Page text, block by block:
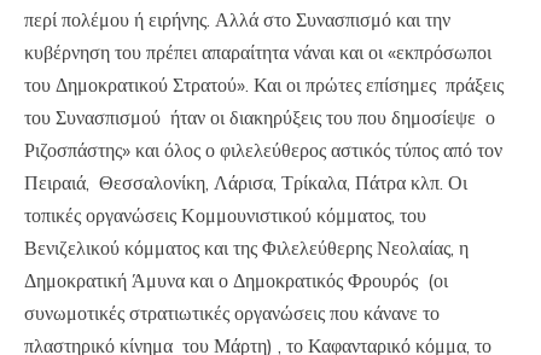
περί πολέμου ή ειρήνης. Αλλά στο Συνασπισμό και την
κυβέρνηση του πρέπει απαραίτητα νάναι και οι «εκπρόσωποι
του Δημοκρατικού Στρατού». Και οι πρώτες επίσημες πράξεις
του Συνασπισμού ήταν οι διακηρύξεις του που δημοσίεψε ο
Ριζοσπάστης» και όλος ο φιλελεύθερος αστικός τύπος από τον
Πειραιά, Θεσσαλονίκη, Λάρισα, Τρίκαλα, Πάτρα κλπ. Οι
τοπικές οργανώσεις Κομμουνιστικού κόμματος, του
Βενιζελικού κόμματος και της Φιλελεύθερης Νεολαίας, η
Δημοκρατική Άμυνα και ο Δημοκρατικός Φρουρός (οι
συνωμοτικές στρατιωτικές οργανώσεις που κάνανε το
πλαστηρικό κίνημα του Μάρτη) , το Καφανταρικό κόμμα, το